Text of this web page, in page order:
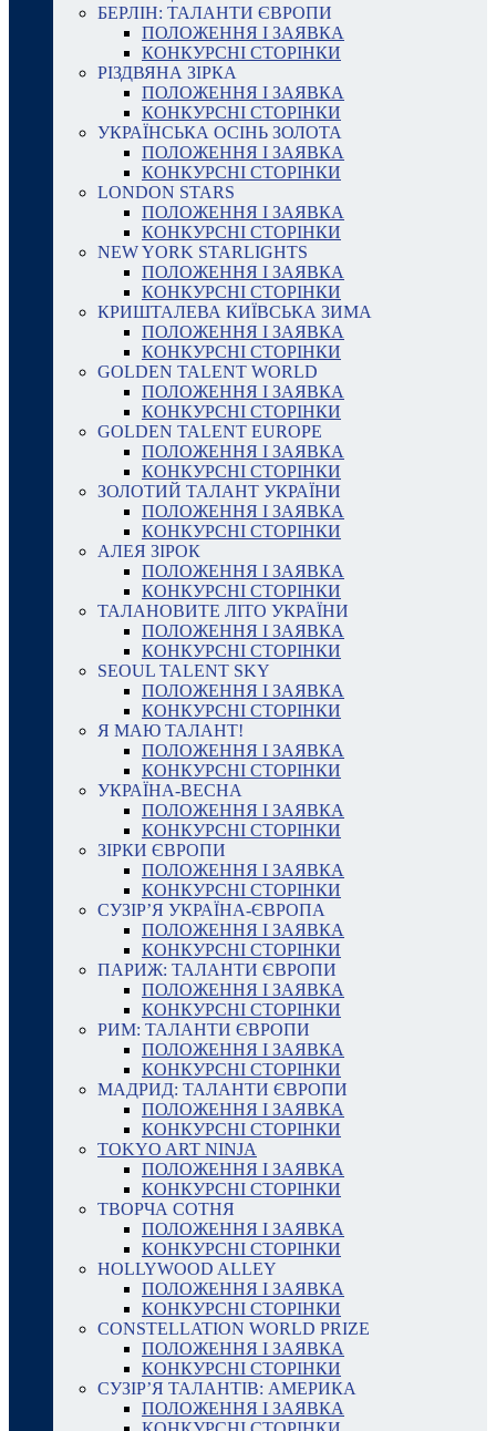
БЕРЛІН: ТАЛАНТИ ЄВРОПИ
ПОЛОЖЕННЯ І ЗАЯВКА
КОНКУРСНІ СТОРІНКИ
РІЗДВЯНА ЗІРКА
ПОЛОЖЕННЯ І ЗАЯВКА
КОНКУРСНІ СТОРІНКИ
УКРАЇНСЬКА ОСІНЬ ЗОЛОТА
ПОЛОЖЕННЯ І ЗАЯВКА
КОНКУРСНІ СТОРІНКИ
LONDON STARS
ПОЛОЖЕННЯ І ЗАЯВКА
КОНКУРСНІ СТОРІНКИ
NEW YORK STARLIGHTS
ПОЛОЖЕННЯ І ЗАЯВКА
КОНКУРСНІ СТОРІНКИ
КРИШТАЛЕВА КИЇВСЬКА ЗИМА
ПОЛОЖЕННЯ І ЗАЯВКА
КОНКУРСНІ СТОРІНКИ
GOLDEN TALENT WORLD
ПОЛОЖЕННЯ І ЗАЯВКА
КОНКУРСНІ СТОРІНКИ
GOLDEN TALENT EUROPE
ПОЛОЖЕННЯ І ЗАЯВКА
КОНКУРСНІ СТОРІНКИ
ЗОЛОТИЙ ТАЛАНТ УКРАЇНИ
ПОЛОЖЕННЯ І ЗАЯВКА
КОНКУРСНІ СТОРІНКИ
АЛЕЯ ЗІРОК
ПОЛОЖЕННЯ І ЗАЯВКА
КОНКУРСНІ СТОРІНКИ
ТАЛАНОВИТЕ ЛІТО УКРАЇНИ
ПОЛОЖЕННЯ І ЗАЯВКА
КОНКУРСНІ СТОРІНКИ
SEOUL TALENT SKY
ПОЛОЖЕННЯ І ЗАЯВКА
КОНКУРСНІ СТОРІНКИ
Я МАЮ ТАЛАНТ!
ПОЛОЖЕННЯ І ЗАЯВКА
КОНКУРСНІ СТОРІНКИ
УКРАЇНА-ВЕСНА
ПОЛОЖЕННЯ І ЗАЯВКА
КОНКУРСНІ СТОРІНКИ
ЗІРКИ ЄВРОПИ
ПОЛОЖЕННЯ І ЗАЯВКА
КОНКУРСНІ СТОРІНКИ
СУЗІР’Я УКРАЇНА-ЄВРОПА
ПОЛОЖЕННЯ І ЗАЯВКА
КОНКУРСНІ СТОРІНКИ
ПАРИЖ: ТАЛАНТИ ЄВРОПИ
ПОЛОЖЕННЯ І ЗАЯВКА
КОНКУРСНІ СТОРІНКИ
РИМ: ТАЛАНТИ ЄВРОПИ
ПОЛОЖЕННЯ І ЗАЯВКА
КОНКУРСНІ СТОРІНКИ
МАДРИД: ТАЛАНТИ ЄВРОПИ
ПОЛОЖЕННЯ І ЗАЯВКА
КОНКУРСНІ СТОРІНКИ
TOKYO ART NINJA
ПОЛОЖЕННЯ І ЗАЯВКА
КОНКУРСНІ СТОРІНКИ
ТВОРЧА СОТНЯ
ПОЛОЖЕННЯ І ЗАЯВКА
КОНКУРСНІ СТОРІНКИ
HOLLYWOOD ALLEY
ПОЛОЖЕННЯ І ЗАЯВКА
КОНКУРСНІ СТОРІНКИ
CONSTELLATION WORLD PRIZE
ПОЛОЖЕННЯ І ЗАЯВКА
КОНКУРСНІ СТОРІНКИ
СУЗІР’Я ТАЛАНТІВ: АМЕРИКА
ПОЛОЖЕННЯ І ЗАЯВКА